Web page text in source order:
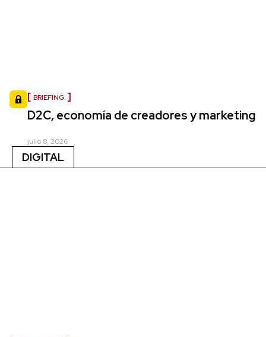
BRIEFING
D2C, economía de creadores y marketing
julio 8, 2026
DIGITAL